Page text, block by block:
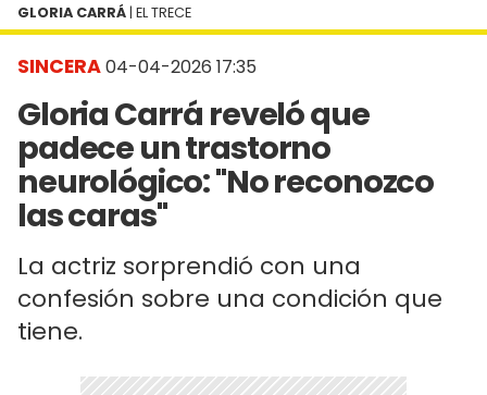
SINCERA04-04-2026 17:35
Gloria Carrá reveló que
padece un trastorno
neurológico: "No reconozco
las caras"
La actriz sorprendió con una
confesión sobre una condición que
tiene.
GLORIA CARRÁ | EL TRECE